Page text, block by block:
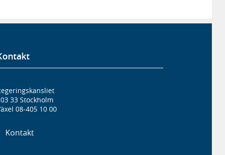
33 Stockholm
08-405 10 00
Kontakt